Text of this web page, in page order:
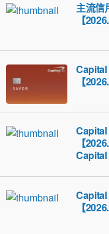
主流信
【
Capital
【
【
Capital
【